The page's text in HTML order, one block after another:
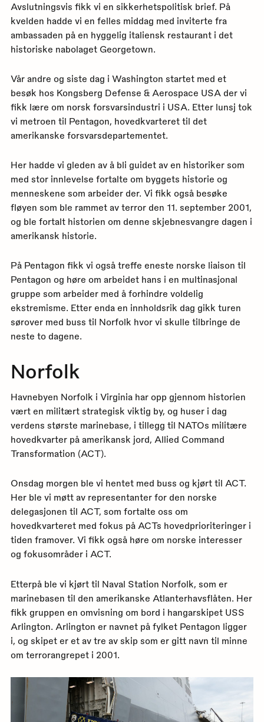
Avslutningsvis fikk vi en sikkerhetspolitisk brief. På
kvelden hadde vi en felles middag med inviterte fra
ambassaden på en hyggelig italiensk restaurant i det
historiske nabolaget Georgetown.
Vår andre og siste dag i Washington startet med et
besøk hos Kongsberg Defense & Aerospace USA der vi
fikk lære om norsk forsvarsindustri i USA. Etter lunsj tok
vi metroen til Pentagon, hovedkvarteret til det
amerikanske forsvarsdepartementet.
Her hadde vi gleden av å bli guidet av en historiker som
med stor innlevelse fortalte om byggets historie og
menneskene som arbeider der. Vi fikk også besøke
fløyen som ble rammet av terror den 11. september 2001,
og ble fortalt historien om denne skjebnesvangre dagen i
amerikansk historie.
På Pentagon fikk vi også treffe eneste norske liaison til
Pentagon og høre om arbeidet hans i en multinasjonal
gruppe som arbeider med å forhindre voldelig
ekstremisme. Etter enda en innholdsrik dag gikk turen
sørover med buss til Norfolk hvor vi skulle tilbringe de
neste to dagene.
Norfolk
Havnebyen Norfolk i Virginia har opp gjennom historien
vært en militært strategisk viktig by, og huser i dag
verdens største marinebase, i tillegg til NATOs militære
hovedkvarter på amerikansk jord, Allied Command
Transformation (ACT).
Onsdag morgen ble vi hentet med buss og kjørt til ACT.
Her ble vi møtt av representanter for den norske
delegasjonen til ACT, som fortalte oss om
hovedkvarteret med fokus på ACTs hovedprioriteringer i
tiden framover. Vi fikk også høre om norske interesser
og fokusområder i ACT.
Etterpå ble vi kjørt til Naval Station Norfolk, som er
marinebasen til den amerikanske Atlanterhavsflåten. Her
fikk gruppen en omvisning om bord i hangarskipet USS
Arlington. Arlington er navnet på fylket Pentagon ligger
i, og skipet er et av tre av skip som er gitt navn til minne
om terrorangrepet i 2001.